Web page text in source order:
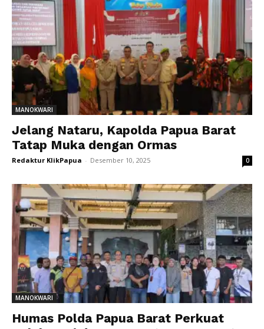
MANOKWARI
Jelang Nataru, Kapolda Papua Barat
Tatap Muka dengan Ormas
Redaktur KlikPapua - Desember 10, 2025 0
MANOKWARI
Humas Polda Papua Barat Perkuat